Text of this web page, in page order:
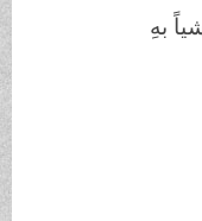
بهِ